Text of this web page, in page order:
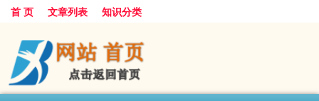
首 页 文章列表 知识分类